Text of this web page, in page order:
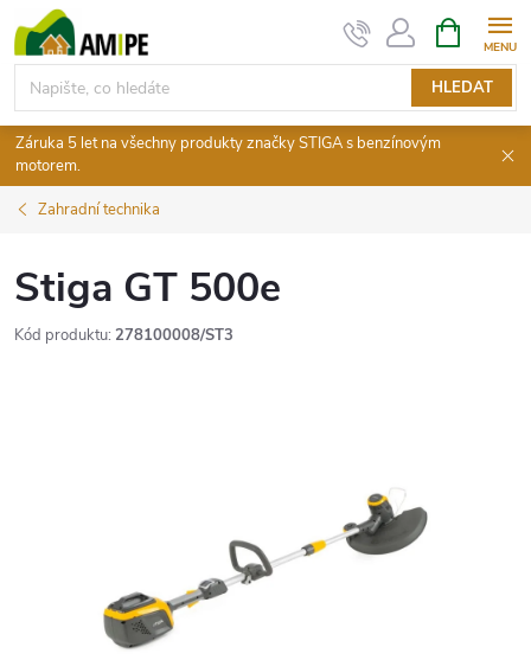
na
obsah
HLEDAT
NÁKUPNÍ
KOŠÍK
Záruka 5 let na všechny produkty značky STIGA s benzínovým
motorem.
Zahradní technika
Stiga GT 500e
Kód produktu: 278100008/ST3